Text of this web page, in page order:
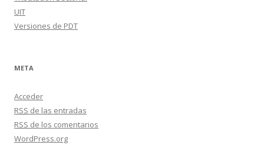
UIT
Versiones de PDT
META
Acceder
RSS de las entradas
RSS de los comentarios
WordPress.org